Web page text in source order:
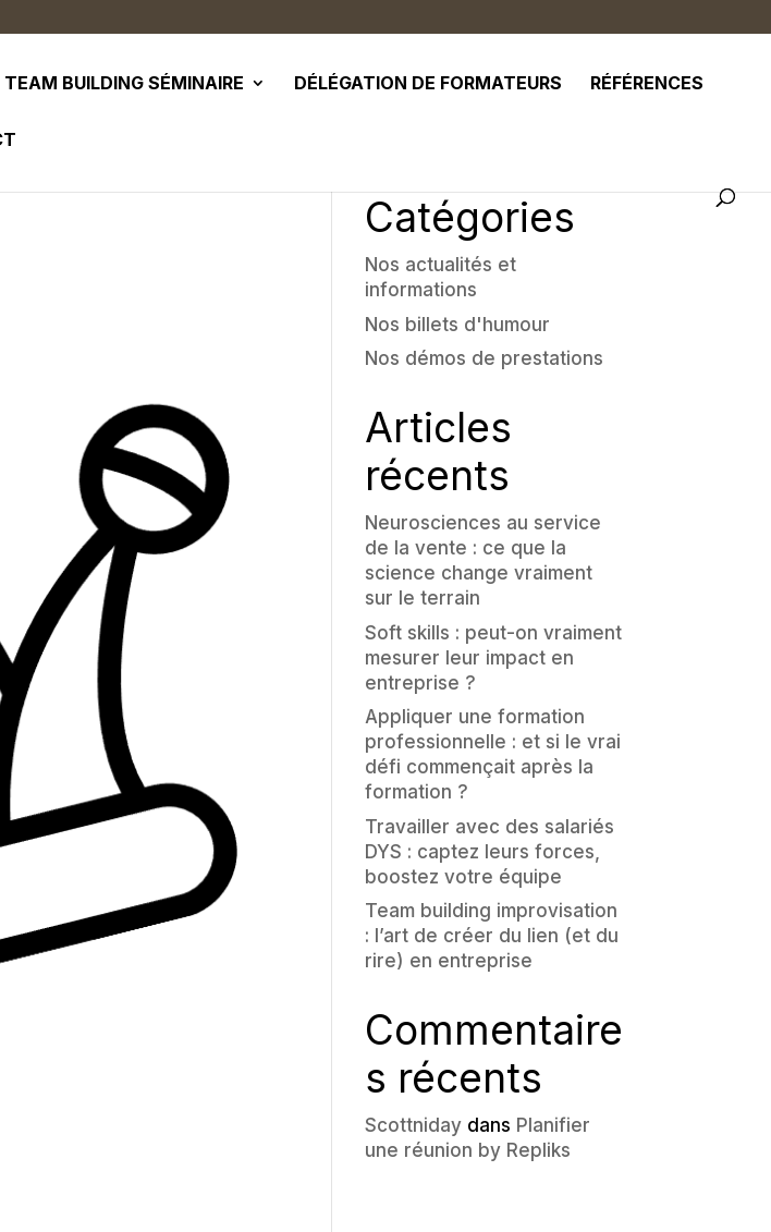
TEAM BUILDING SÉMINAIRE DÉLÉGATION DE FORMATEURS RÉFÉRENCES
Catégories
Nos actualités et
informations
Nos billets d'humour
Nos démos de prestations
Articles
récents
Neurosciences au service
de la vente : ce que la
science change vraiment
sur le terrain
Soft skills : peut-on vraiment
mesurer leur impact en
entreprise ?
Appliquer une formation
professionnelle : et si le vrai
défi commençait après la
formation ?
Travailler avec des salariés
DYS : captez leurs forces,
boostez votre équipe
Team building improvisation
: l’art de créer du lien (et du
rire) en entreprise
Commentaire
s récents
Scottnidaydans Planifier
une réunion by Repliks